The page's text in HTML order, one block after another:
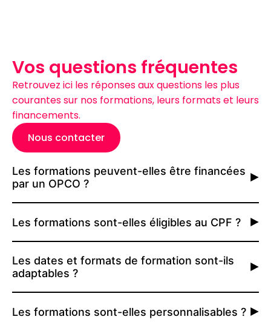
Vos questions fréquentes
Retrouvez ici les réponses aux questions les plus
courantes sur nos formations, leurs formats et leurs
financements.
Nous contacter
Les formations peuvent-elles être financées
par un OPCO ?
Les formations sont-elles éligibles au CPF ?
Les dates et formats de formation sont-ils
adaptables ?
Les formations sont-elles personnalisables ?